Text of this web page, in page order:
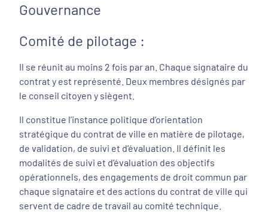
Gouvernance
Comité de pilotage :
Il se réunit au moins 2 fois par an. Chaque signataire du
contrat y est représenté. Deux membres désignés par
le conseil citoyen y siègent.
Il constitue l’instance politique d’orientation
stratégique du contrat de ville en matière de pilotage,
de validation, de suivi et d’évaluation. Il définit les
modalités de suivi et d’évaluation des objectifs
opérationnels, des engagements de droit commun par
chaque signataire et des actions du contrat de ville qui
servent de cadre de travail au comité technique.